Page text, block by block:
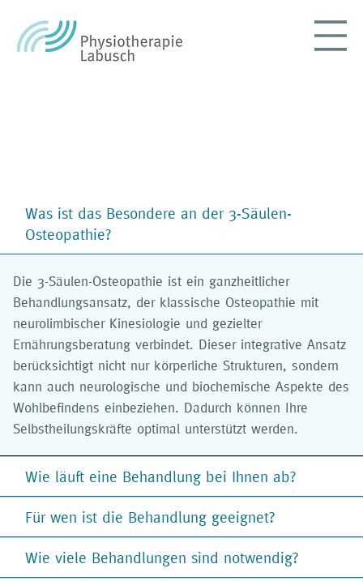
Was ist das Besondere an der 3-Säulen-
Osteopathie?
Die 3-Säulen-Osteopathie ist ein ganzheitlicher
Behandlungsansatz, der klassische Osteopathie mit
neurolimbischer Kinesiologie und gezielter
Ernährungsberatung verbindet. Dieser integrative Ansatz
berücksichtigt nicht nur körperliche Strukturen, sondern
kann auch neurologische und biochemische Aspekte des
Wohlbefindens einbeziehen. Dadurch können Ihre
Selbstheilungskräfte optimal unterstützt werden.
Wie läuft eine Behandlung bei Ihnen ab?
Für wen ist die Behandlung geeignet?
Wie viele Behandlungen sind notwendig?